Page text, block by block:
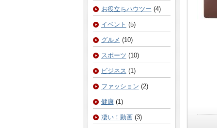
お役立ちハウツー (4)
イベント (5)
グルメ (10)
スポーツ (10)
ビジネス (1)
ファッション (2)
健康(1)
凄い！動画(3)